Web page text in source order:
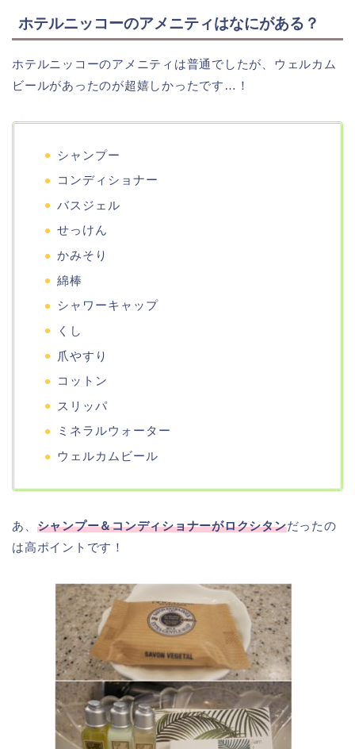
ホテルニッコーのアメニティはなにがある？
ホテルニッコーのアメニティは普通でしたが、ウェルカム
ビールがあったのが超嬉しかったです…！
シャンプー
コンディショナー
バスジェル
せっけん
かみそり
綿棒
シャワーキャップ
くし
爪やすり
コットン
スリッパ
ミネラルウォーター
ウェルカムビール
あ、 シャンプー＆コンディショナーがロクシタンだったの
は高ポイントです！